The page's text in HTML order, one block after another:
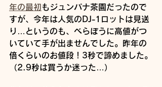
年の最初 もジュンパナ茶園だったので
すが、今年は人気のDJ-1ロットは見送
り…というのも、べらぼうに高値がつ
いていて手が出ませんでした。昨年の
倍くらいのお値段！3秒で諦めました。
（2.9秒は買うか迷った…）